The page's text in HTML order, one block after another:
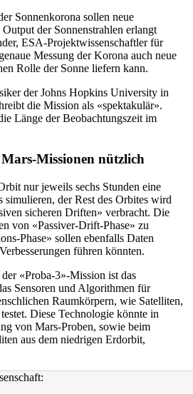
Sonnenkorona sollen neue
der Sonnenstrahlen erlangt
ESA-Projektwissenschaftler für
Messung der Korona auch neue
Rolle der Sonne liefern kann.
der Johns Hopkins University in
die Mission als «spektakulär».
Länge der Beobachtungszeit im
Missionen nützlich
nur jeweils sechs Stunden eine
simulieren, der Rest des Orbites wird
sicheren Driften» verbracht. Die
von «Passiver-Drift-Phase» zu
Phase» sollen ebenfalls Daten
führen könnten.
«Proba-3»-Mission ist das
Sensoren und Algorithmen für
Raumkörpern, wie Satelliten,
Diese Technologie könnte in
von Mars-Proben, sowie beim
aus dem niedrigen Erdorbit,